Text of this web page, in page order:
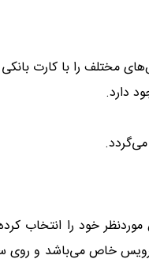
مختلف را با کارت
خود را انتخاب
خاص می‌باشد و روی